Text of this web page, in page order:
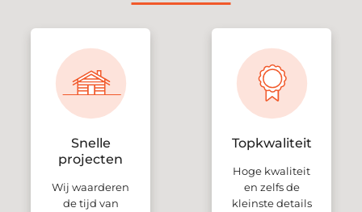
Snelle
projecten
Wij waarderen
de tijd van
Topkwaliteit
Hoge kwaliteit
en zelfs de
kleinste details